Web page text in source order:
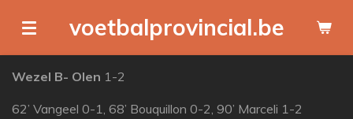
direct
naar
de
voetbalprovincial.be
Wezel B- Olen 1-2
62’ Vangeel 0-1, 68’ Bouquillon 0-2, 90’ Marceli 1-2